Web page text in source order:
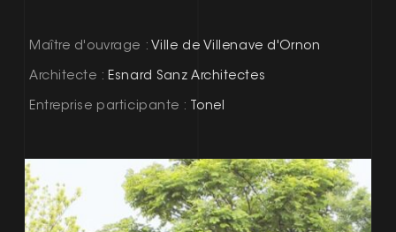
RECRUTEMENT
CONTACT
Maître d'ouvrage : Ville de Villenave d'Ornon
Architecte : Esnard Sanz Architectes
Entreprise participante : Tonel